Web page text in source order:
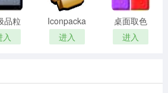
，帮你订正习题答案；上传错题，
录学习情况
的难点，生活中的答案
品粒
件
入
Iconpackager
中文补丁
进入
桌面取色
工具
colorpix
进入